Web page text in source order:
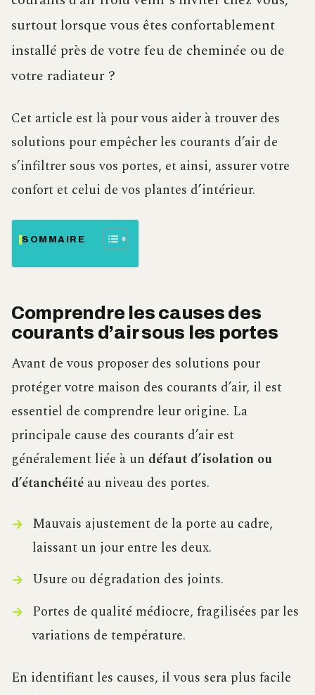
surtout lorsque vous êtes confortablement
installé près de votre feu de cheminée ou de
votre radiateur ?
Cet article est là pour vous aider à trouver des
solutions pour empêcher les courants d’air de
s’infiltrer sous vos portes, et ainsi, assurer votre
confort et celui de vos plantes d’intérieur.
SOMMAIRE
Comprendre les causes des
courants d’air sous les portes
Avant de vous proposer des solutions pour
protéger votre maison des courants d’air, il est
essentiel de comprendre leur origine. La
principale cause des courants d’air est
généralement liée à un défaut d’isolation ou
d’étanchéité au niveau des portes.
Mauvais ajustement de la porte au cadre,
laissant un jour entre les deux.
Usure ou dégradation des joints.
Portes de qualité médiocre, fragilisées par les
variations de température.
En identifiant les causes, il vous sera plus facile